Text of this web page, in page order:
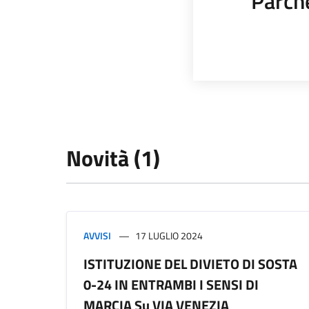
Novità (1)
AVVISI 17 LUGLIO 2024
ISTITUZIONE DEL DIVIETO DI SOSTA
0-24 IN ENTRAMBI I SENSI DI